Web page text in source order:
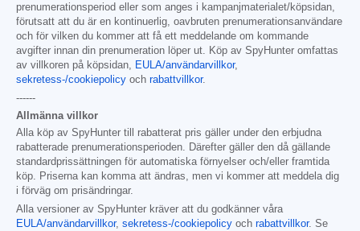
prenumerationsperiod eller som anges i kampanjmaterialet/köpsidan,
förutsatt att du är en kontinuerlig, oavbruten prenumerationsanvändare
och för vilken du kommer att få ett meddelande om kommande
avgifter innan din prenumeration löper ut. Köp av SpyHunter omfattas
av villkoren på köpsidan, EULA/användarvillkor,
sekretess-/cookiepolicy och rabattvillkor.
------
Allmänna villkor
Alla köp av SpyHunter till rabatterat pris gäller under den erbjudna
rabatterade prenumerationsperioden. Därefter gäller den då gällande
standardprissättningen för automatiska förnyelser och/eller framtida
köp. Priserna kan komma att ändras, men vi kommer att meddela dig
i förväg om prisändringar.
Alla versioner av SpyHunter kräver att du godkänner våra
EULA/användarvillkor, sekretess-/cookiepolicy och rabattvillkor. Se